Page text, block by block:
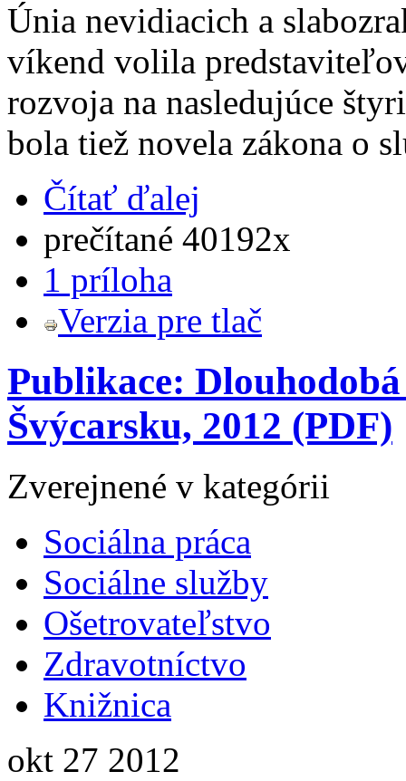
Únia nevidiacich a
víkend volila
rozvoja na nasledujúce
bola tiež novela zákona o
Čítať ďalej
prečítané 40192x
1 príloha
Verzia pre tlač
Publikace:
Švýcarsku, 2012 (PDF)
Zverejnené v kategórii
Sociálna práca
Sociálne služby
Ošetrovateľstvo
Zdravotníctvo
Knižnica
okt 27 2012